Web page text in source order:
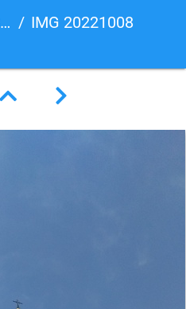
IMG 20221008 122205